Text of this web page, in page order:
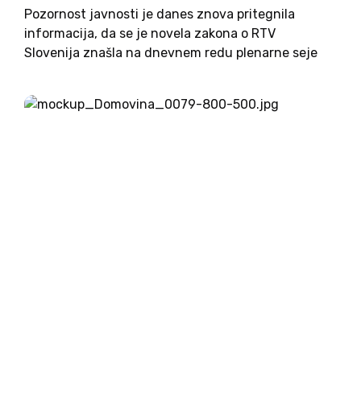
Pozornost javnosti je danes znova pritegnila
informacija, da se je novela zakona o RTV
Slovenija znašla na dnevnem redu plenarne seje
Slovenija ne bo nič drugačno, saj sodniki danes na
to...